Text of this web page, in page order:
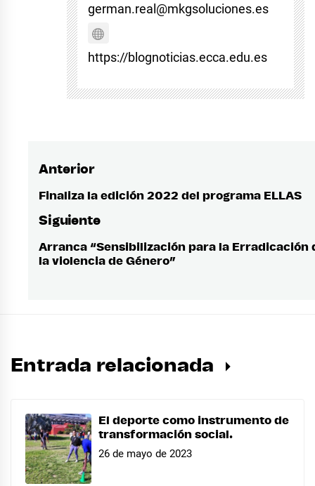
german.real@mkgsoluciones.es
https://blognoticias.ecca.edu.es
Navegación
de
entradas
Anterior
Entrada
anterior:
Finaliza la edición 2022 del programa ELLAS
Siguiente
Entrada
siguiente:
Arranca “Sensibilización para la Erradicación
la violencia de Género”
Entrada relacionada
El deporte como instrumento de
transformación social.
26 de mayo de 2023